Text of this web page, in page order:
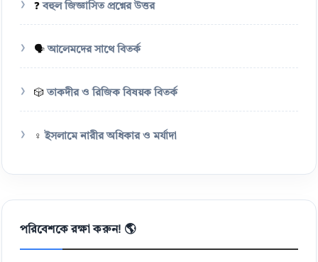
❓বহুল জিজ্ঞাসিত প্রশ্নের উত্তর
🗣️আলেমদের সাথে বিতর্ক
🎲তাকদীর ও রিজিক বিষয়ক বিতর্ক
♀️ইসলামে নারীর অধিকার ও মর্যাদা
পরিবেশকে রক্ষা করুন! 🌎